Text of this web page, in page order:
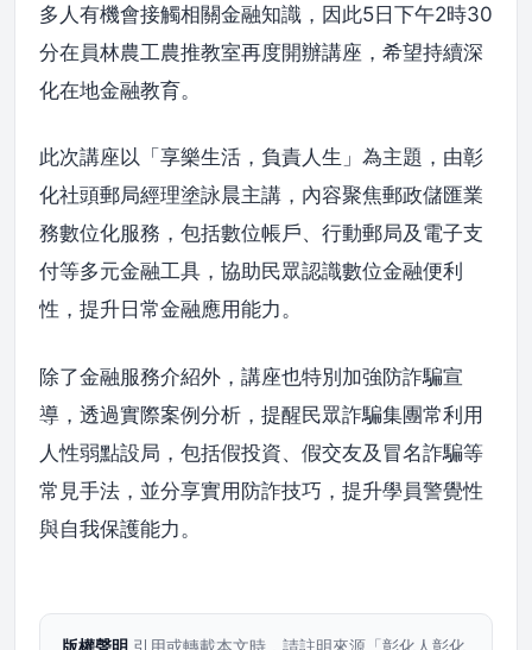
多人有機會接觸相關金融知識，因此5日下午2時30
分在員林農工農推教室再度開辦講座，希望持續深
化在地金融教育。
此次講座以「享樂生活，負責人生」為主題，由彰
化社頭郵局經理塗詠晨主講，內容聚焦郵政儲匯業
務數位化服務，包括數位帳戶、行動郵局及電子支
付等多元金融工具，協助民眾認識數位金融便利
性，提升日常金融應用能力。
除了金融服務介紹外，講座也特別加強防詐騙宣
導，透過實際案例分析，提醒民眾詐騙集團常利用
人性弱點設局，包括假投資、假交友及冒名詐騙等
常見手法，並分享實用防詐技巧，提升學員警覺性
與自我保護能力。
版權聲明 引用或轉載本文時，請註明來源「彰化人彰化